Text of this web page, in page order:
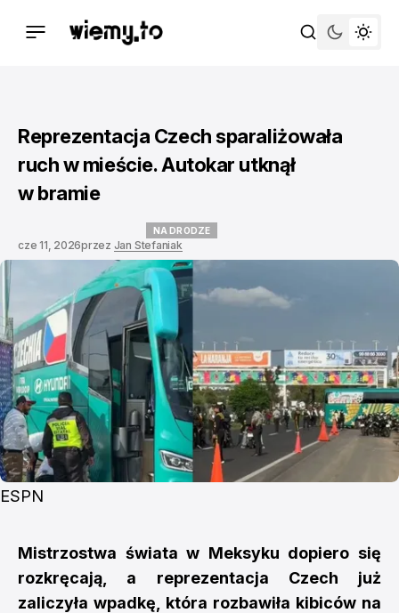
Reprezentacja Czech sparaliżowała
ruch w mieście. Autokar utknął
w bramie
NA DRODZE
cze 11, 2026przez Jan Stefaniak
ESPN
Mistrzostwa świata w Meksyku dopiero się
rozkręcają, a reprezentacja Czech już
zaliczyła wpadkę, która rozbawiła kibiców na